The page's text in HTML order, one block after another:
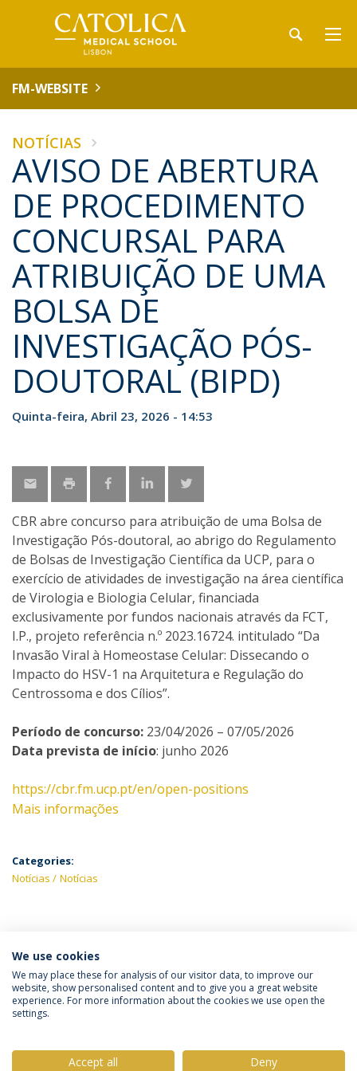
FM-WEBSITE
NOTÍCIAS
AVISO DE ABERTURA
DE PROCEDIMENTO
CONCURSAL PARA
ATRIBUIÇÃO DE UMA
BOLSA DE
INVESTIGAÇÃO PÓS-
DOUTORAL (BIPD)
Quinta-feira, Abril 23, 2026 - 14:53
CBR abre concurso para atribuição de uma Bolsa de
Investigação Pós-doutoral, ao abrigo do Regulamento
de Bolsas de Investigação Científica da UCP, para o
exercício de atividades de investigação na área científica
de Virologia e Biologia Celular, financiada
exclusivamente por fundos nacionais através da FCT,
I.P., projeto referência n.º 2023.16724. intitulado “Da
Invasão Viral à Homeostase Celular: Dissecando o
Impacto do HSV-1 na Arquitetura e Regulação do
Centrossoma e dos Cílios”.
Período de concurso: 23/04/2026 – 07/05/2026
Data prevista de início: junho 2026
https://cbr.fm.ucp.pt/en/open-positions
Mais informações
Categories:
Notícias
Notícias
ÚLTIMAS NOTÍCIAS
Política de Privacidade
Termos & Condições
We use cookies
We may place these for analysis of our visitor data, to improve our
website, show personalised content and to give you a great website
experience. For more information about the cookies we use open the
settings.
Accept all Deny